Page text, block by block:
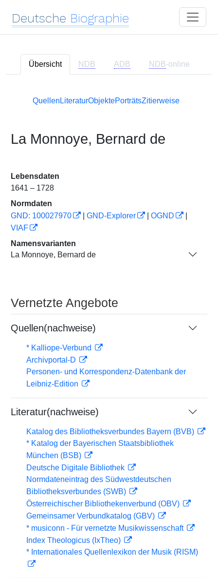
Deutsche Biographie
Übersicht NDB ADB NDB-online
Quellen LiteraturObjektePorträtsZitierweise
La Monnoye, Bernard de
Lebensdaten
1641 – 1728
Normdaten
GND: 100027970
GND-Explorer OGND
VIAF
Namensvarianten
La Monnoye, Bernard de
Vernetzte Angebote
Quellen(nachweise)
* Kalliope-Verbund
Archivportal-D
Personen- und Korrespondenz-Datenbank der
Leibniz-Edition
Literatur(nachweise)
Katalog des Bibliotheksverbundes Bayern (BVB)
* Katalog der Bayerischen Staatsbibliothek
München (BSB)
Deutsche Digitale Bibliothek
Normdateneintrag des Südwestdeutschen
Bibliotheksverbundes (SWB)
Österreichischer Bibliothekenverbund (OBV)
Gemeinsamer Verbundkatalog (GBV)
* musiconn - Für vernetzte Musikwissenschaft
Index Theologicus (IxTheo)
* Internationales Quellenlexikon der Musik (RISM)